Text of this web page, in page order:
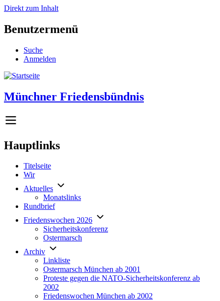
Direkt zum Inhalt
Benutzermenü
Suche
Anmelden
Münchner Friedensbündnis
Hauptlinks
Titelseite
Wir
Aktuelles
Monatslinks
Rundbrief
Friedenswochen 2026
Sicherheitskonferenz
Ostermarsch
Archiv
Linkliste
Ostermarsch München ab 2001
Proteste gegen die NATO-Sicherheitskonferenz ab
2002
Friedenswochen München ab 2002